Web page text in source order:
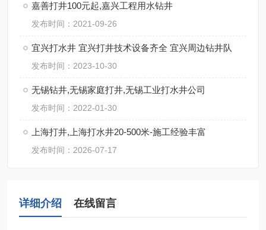
嘉善打井100元起,嘉兴工程用水钻井
发布时间：2021-09-26
宜兴打水井 宜兴打井技术设备齐全 宜兴周边钻井队
发布时间：2023-10-30
无锡钻井,无锡家庭打井,无锡工业打水井公司
发布时间：2022-01-30
上海打井,上海打水井20-500米-施工经验丰富
发布时间：2026-07-17
详细介绍 在线留言